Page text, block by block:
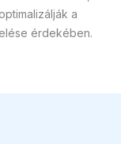
a
érdekében.